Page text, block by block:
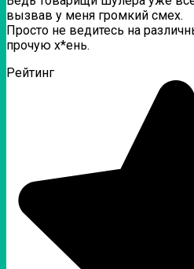
вызвав у меня громкий смех.
Просто не ведитесь на
прочую х*ень.
Рейтинг